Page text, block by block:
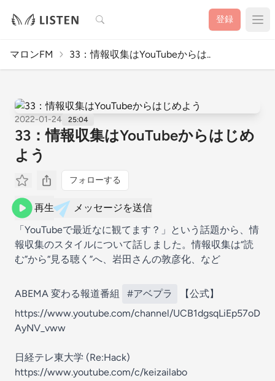
検索 登録
マロンFM 33：情報収集はYouTubeからは..
2022-01-24 25:04
33：情報収集はYouTubeからはじめ
よう
フォローする
再生
メッセージを送信
「YouTubeで最近なに観てます？」という話題から、情
報収集のスタイルについて話しました。情報収集は“読
む”から“見る聴く”へ、岩田さんの敦彦化、など
ABEMA 変わる報道番組 #アベプラ
【公式】
https://www.youtube.com/channel/UCB1dgsqLiEp57oD
AyNV_vww
日経テレ東大学 (Re:Hack)
https://www.youtube.com/c/keizailabo